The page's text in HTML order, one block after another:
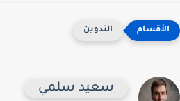
التدوين
سعيد سلمي